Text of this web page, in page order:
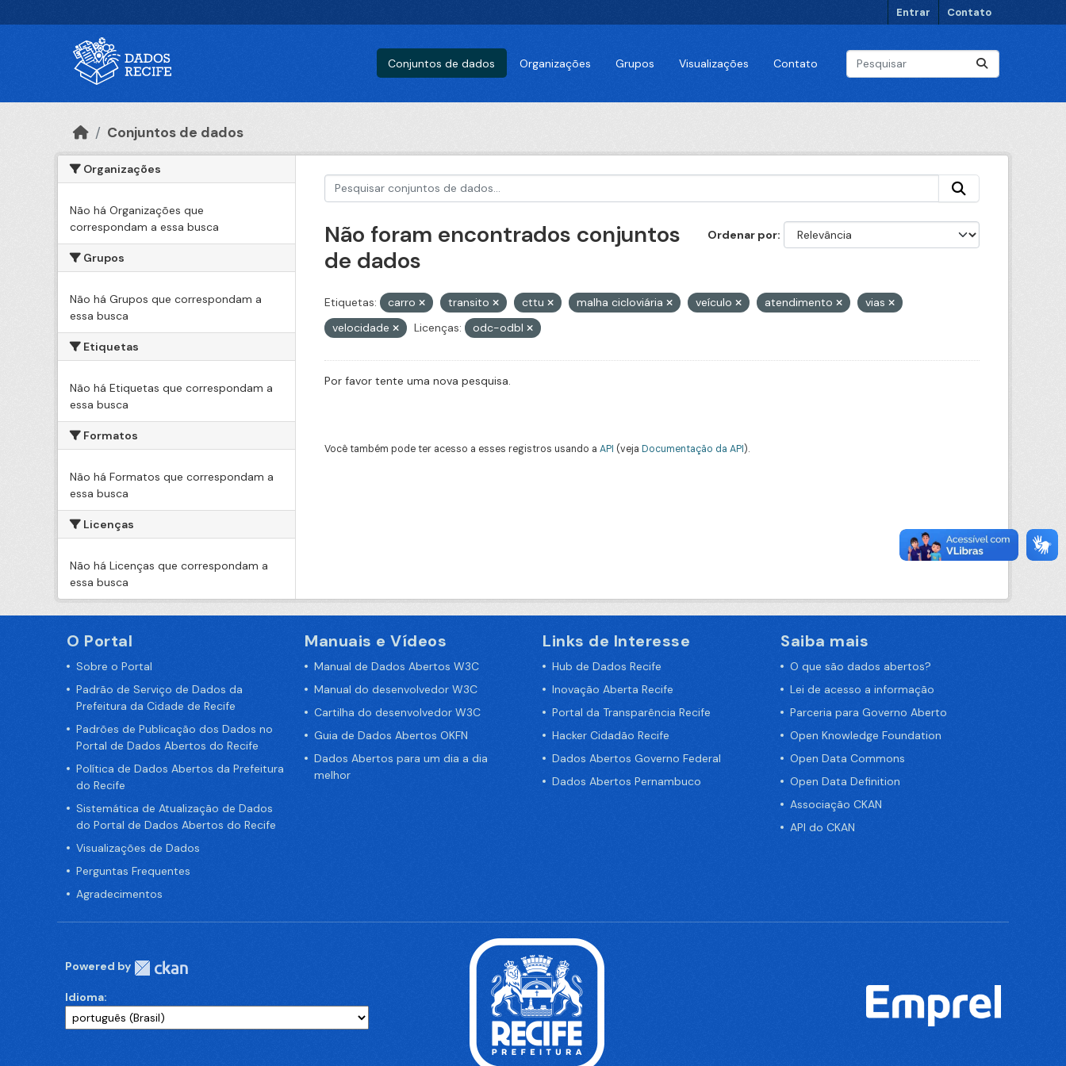
Entrar Contato
Conjuntos de dados Organizações Grupos Visualizações Contato
Conjuntos de dados
Organizações
Não há Organizações que
correspondam a essa busca
Grupos
Não há Grupos que correspondam a
essa busca
Etiquetas
Não há Etiquetas que correspondam a
essa busca
Formatos
Não há Formatos que correspondam a
essa busca
Licenças
Não há Licenças que correspondam a
essa busca
Ordenar por
Não foram encontrados conjuntos
de dados
Etiquetas: carro transito cttu malha cicloviária veículo atendimento
vias
velocidade
Licenças: odc-odbl
Por favor tente uma nova pesquisa.
Você também pode ter acesso a esses registros usando a API (veja Documentação da API).
O Portal
Sobre o Portal
Padrão de Serviço de Dados da
Prefeitura da Cidade de Recife
Padrões de Publicação dos Dados no
Portal de Dados Abertos do Recife
Política de Dados Abertos da Prefeitura
do Recife
Sistemática de Atualização de Dados
do Portal de Dados Abertos do Recife
Visualizações de Dados
Perguntas Frequentes
Agradecimentos
Manuais e Vídeos
Manual de Dados Abertos W3C
Manual do desenvolvedor W3C
Cartilha do desenvolvedor W3C
Guia de Dados Abertos OKFN
Dados Abertos para um dia a dia
melhor
Links de Interesse
Hub de Dados Recife
Inovação Aberta Recife
Portal da Transparência Recife
Hacker Cidadão Recife
Dados Abertos Governo Federal
Dados Abertos Pernambuco
Saiba mais
O que são dados abertos?
Lei de acesso a informação
Parceria para Governo Aberto
Open Knowledge Foundation
Open Data Commons
Open Data Definition
Associação CKAN
API do CKAN
Powered by
Idioma